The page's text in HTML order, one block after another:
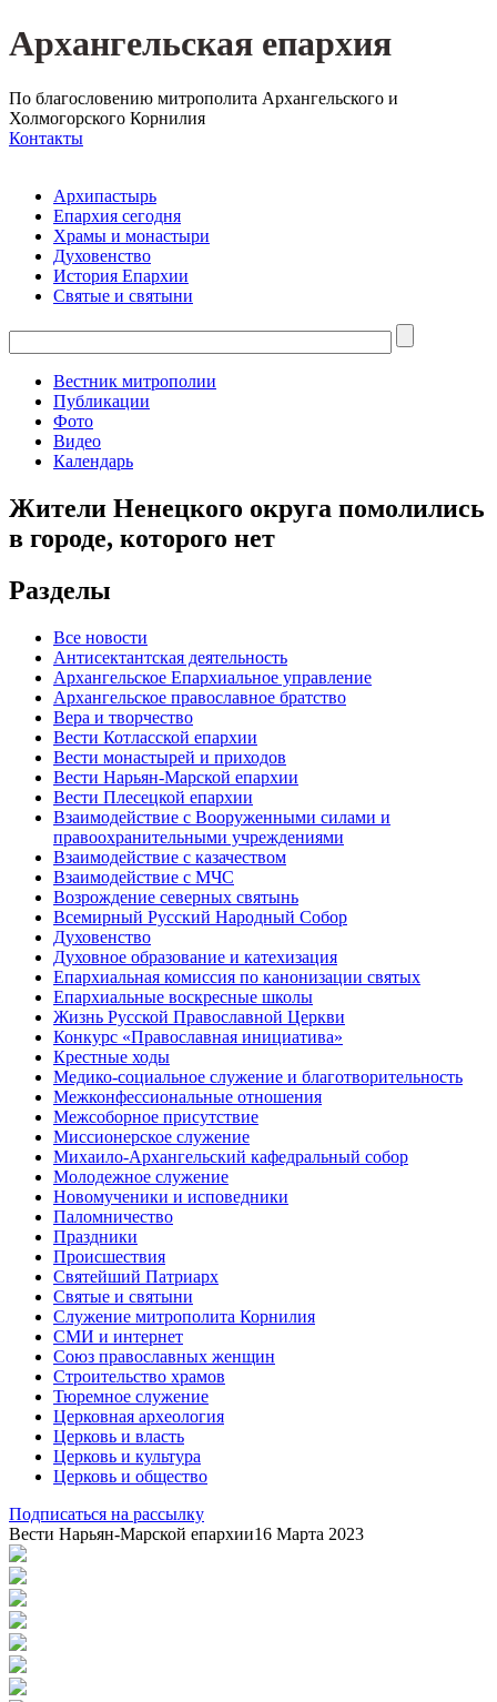
Архангельская епархия
По благословению митрополита Архангельского и
Холмогорского Корнилия
Контакты
Архипастырь
Епархия сегодня
Храмы и монастыри
Духовенство
История Епархии
Святые и святыни
Вестник митрополии
Публикации
Фото
Видео
Календарь
Жители Ненецкого округа помолились
в городе, которого нет
Разделы
Все новости
Антисектантская деятельность
Архангельское Епархиальное управление
Архангельское православное братство
Вера и творчество
Вести Котласской епархии
Вести монастырей и приходов
Вести Нарьян-Марской епархии
Вести Плесецкой епархии
Взаимодействие с Вооруженными силами и
правоохранительными учреждениями
Взаимодействие с казачеством
Взаимодействие с МЧС
Возрождение северных святынь
Всемирный Русский Народный Собор
Духовенство
Духовное образование и катехизация
Епархиальная комиссия по канонизации святых
Епархиальные воскресные школы
Жизнь Русской Православной Церкви
Конкурс «Православная инициатива»
Крестные ходы
Медико-социальное служение и благотворительность
Межконфессиональные отношения
Межсоборное присутствие
Миссионерское служение
Михаило-Архангельский кафедральный собор
Молодежное служение
Новомученики и исповедники
Паломничество
Праздники
Происшествия
Святейший Патриарх
Святые и святыни
Служение митрополита Корнилия
СМИ и интернет
Союз православных женщин
Строительство храмов
Тюремное служение
Церковная археология
Церковь и власть
Церковь и культура
Церковь и общество
Подписаться на рассылку
Вести Нарьян-Марской епархии16 Марта 2023